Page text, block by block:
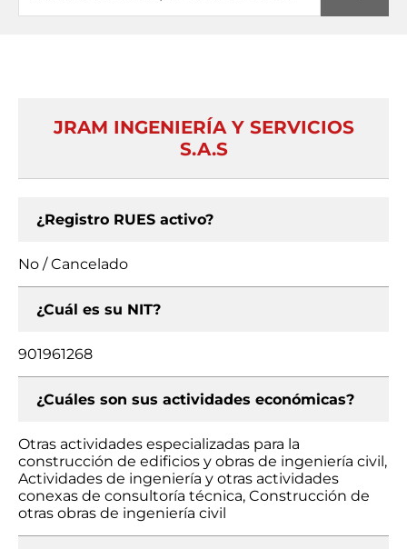
JRAM INGENIERÍA Y SERVICIOS
S.A.S
¿Registro RUES activo?
No / Cancelado
¿Cuál es su NIT?
901961268
¿Cuáles son sus actividades económicas?
Otras actividades especializadas para la
construcción de edificios y obras de ingeniería civil,
Actividades de ingeniería y otras actividades
conexas de consultoría técnica, Construcción de
otras obras de ingeniería civil